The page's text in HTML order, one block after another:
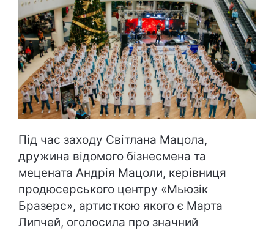
Під час заходу Світлана Мацола,
дружина відомого бізнесмена та
мецената Андрія Мацоли, керівниця
продюсерського центру «Мьюзік
Бразерс», артисткою якого є Марта
Липчей, оголосила про значний